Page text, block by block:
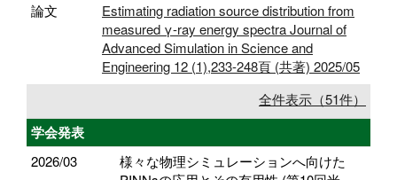
論文
Estimating radiation source distribution from
measured γ-ray energy spectra Journal of
Advanced Simulation in Science and
Engineering 12 (1),233-248頁 (共著) 2025/05
全件表示（51件）
学会発表
2026/03
様々な物理シミュレーションへ向けた